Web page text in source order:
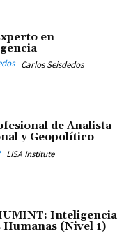
en
Carlos Seisdedos
de Analista
y Geopolítico
LISA Institute
Inteligencia
Humanas (Nivel 1)